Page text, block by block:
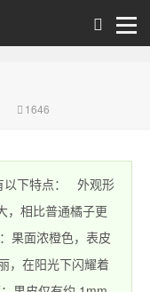
1646
以下特点： 外观形
相比普通橘子更
果面浓橙色，表皮
，在阳光下闪耀着